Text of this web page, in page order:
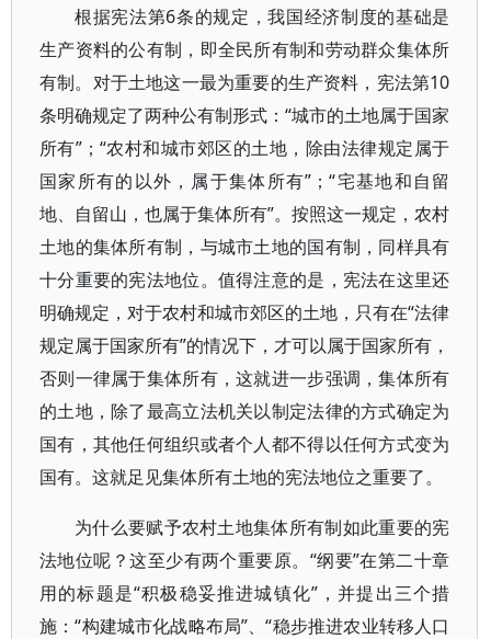
根据宪法第6条的规定，我国经济制度的基础是
生产资料的公有制，即全民所有制和劳动群众集体所
有制。对于土地这一最为重要的生产资料，宪法第10
条明确规定了两种公有制形式：“城市的土地属于国家
所有”；“农村和城市郊区的土地，除由法律规定属于
国家所有的以外，属于集体所有”；“宅基地和自留
地、自留山，也属于集体所有”。按照这一规定，农村
土地的集体所有制，与城市土地的国有制，同样具有
十分重要的宪法地位。值得注意的是，宪法在这里还
明确规定，对于农村和城市郊区的土地，只有在“法律
规定属于国家所有”的情况下，才可以属于国家所有，
否则一律属于集体所有，这就进一步强调，集体所有
的土地，除了最高立法机关以制定法律的方式确定为
国有，其他任何组织或者个人都不得以任何方式变为
国有。这就足见集体所有土地的宪法地位之重要了。
为什么要赋予农村土地集体所有制如此重要的宪
法地位呢？这至少有两个重要原。“纲要”在第二十章
用的标题是“积极稳妥推进城镇化”，并提出三个措
施：“构建城市化战略布局”、“稳步推进农业转移人口